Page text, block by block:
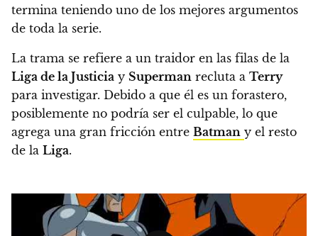
termina teniendo uno de los mejores argumentos
de toda la serie.
La trama se refiere a un traidor en las filas de la
Liga de la Justicia y Superman recluta a Terry
para investigar. Debido a que él es un forastero,
posiblemente no podría ser el culpable, lo que
agrega una gran fricción entre Batman y el resto
de la Liga.